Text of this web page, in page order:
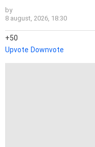
by
8 august, 2026, 18:30
50
Upvote Downvote